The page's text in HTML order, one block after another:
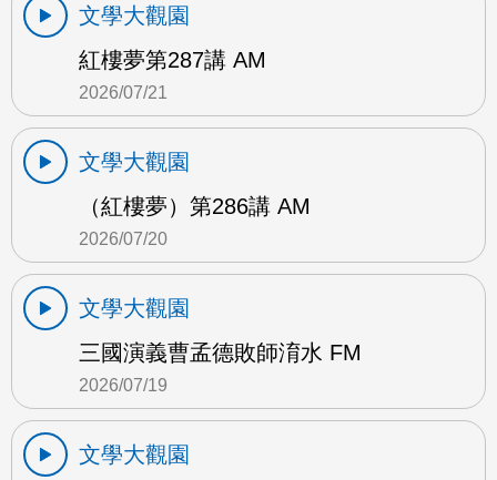
文學大觀園
紅樓夢第287講 AM
2026/07/21
文學大觀園
（紅樓夢）第286講 AM
2026/07/20
文學大觀園
三國演義曹孟德敗師淯水 FM
2026/07/19
文學大觀園